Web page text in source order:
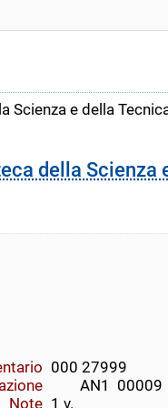
Scienza e della
della Scienza
000 27999
AN1  00009
Note 1 v.